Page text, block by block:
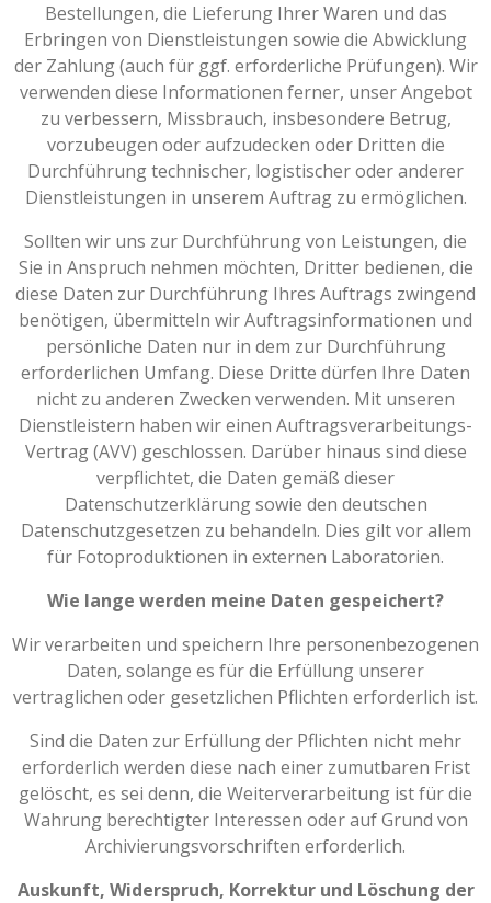
Bestellungen, die Lieferung Ihrer Waren und das
Erbringen von Dienstleistungen sowie die Abwicklung
der Zahlung (auch für ggf. erforderliche Prüfungen). Wir
verwenden diese Informationen ferner, unser Angebot
zu verbessern, Missbrauch, insbesondere Betrug,
vorzubeugen oder aufzudecken oder Dritten die
Durchführung technischer, logistischer oder anderer
Dienstleistungen in unserem Auftrag zu ermöglichen.
Sollten wir uns zur Durchführung von Leistungen, die
Sie in Anspruch nehmen möchten, Dritter bedienen, die
diese Daten zur Durchführung Ihres Auftrags zwingend
benötigen, übermitteln wir Auftragsinformationen und
persönliche Daten nur in dem zur Durchführung
erforderlichen Umfang. Diese Dritte dürfen Ihre Daten
nicht zu anderen Zwecken verwenden. Mit unseren
Dienstleistern haben wir einen Auftragsverarbeitungs-
Vertrag (AVV) geschlossen. Darüber hinaus sind diese
verpflichtet, die Daten gemäß dieser
Datenschutzerklärung sowie den deutschen
Datenschutzgesetzen zu behandeln. Dies gilt vor allem
für Fotoproduktionen in externen Laboratorien.
Wie lange werden meine Daten gespeichert?
Wir verarbeiten und speichern Ihre personenbezogenen
Daten, solange es für die Erfüllung unserer
vertraglichen oder gesetzlichen Pflichten erforderlich ist.
Sind die Daten zur Erfüllung der Pflichten nicht mehr
erforderlich werden diese nach einer zumutbaren Frist
gelöscht, es sei denn, die Weiterverarbeitung ist für die
Wahrung berechtigter Interessen oder auf Grund von
Archivierungsvorschriften erforderlich.
Auskunft, Widerspruch, Korrektur und Löschung der